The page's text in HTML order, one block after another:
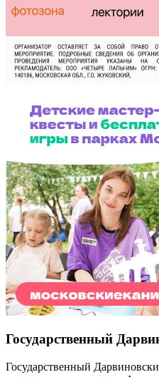
Государственный
Государственный